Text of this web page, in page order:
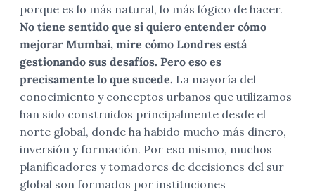
porque es lo más natural, lo más lógico de hacer.
No tiene sentido que si quiero entender cómo
mejorar Mumbai, mire cómo Londres está
gestionando sus desafíos. Pero eso es
precisamente lo que sucede. La mayoría del
conocimiento y conceptos urbanos que utilizamos
han sido construidos principalmente desde el
norte global, donde ha habido mucho más dinero,
inversión y formación. Por eso mismo, muchos
planificadores y tomadores de decisiones del sur
global son formados por instituciones